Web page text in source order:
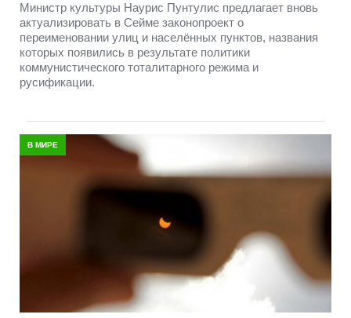
Министр культуры Наурис Пунтулис предлагает вновь
актуализировать в Сейме законопроект о
переименовании улиц и населённых пунктов, названия
которых появились в результате политики
коммунистического тоталитарного режима и
русификации.
В МИРЕ